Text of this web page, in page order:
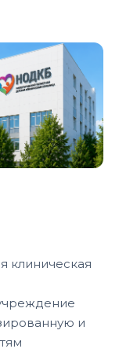
клиническая
и